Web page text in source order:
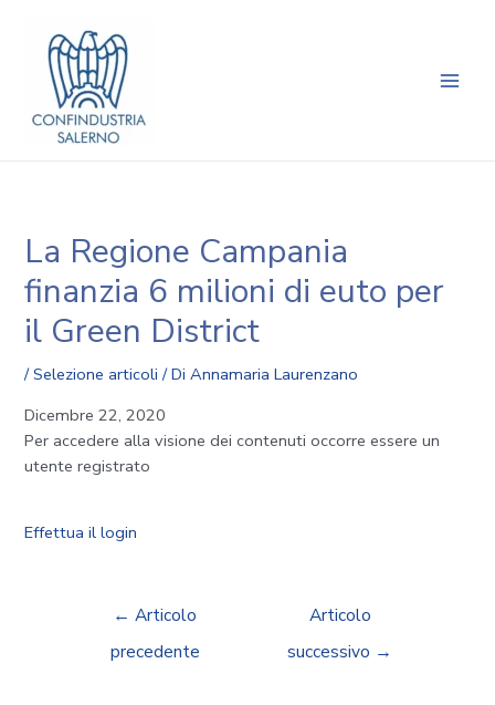
contenuto
La Regione Campania
finanzia 6 milioni di euto per
il Green District
/Selezione articoli / DiAnnamaria Laurenzano
Dicembre 22, 2020
Per accedere alla visione dei contenuti occorre essere un
utente registrato
Effettua il login
articoli
← Articolo
precedente
Articolo
successivo →